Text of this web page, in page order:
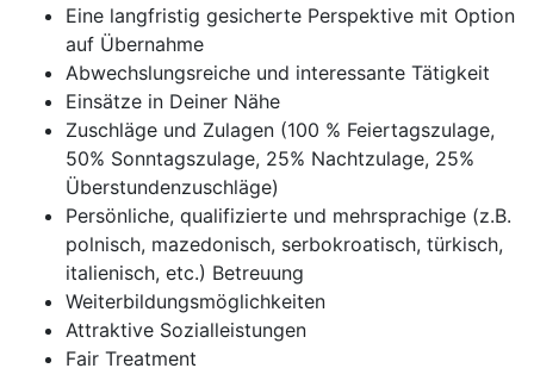
Eine langfristig gesicherte Perspektive mit Option
auf Übernahme
Abwechslungsreiche und interessante Tätigkeit
Einsätze in Deiner Nähe
Zuschläge und Zulagen (100 % Feiertagszulage,
50% Sonntagszulage, 25% Nachtzulage, 25%
Überstundenzuschläge)
Persönliche, qualifizierte und mehrsprachige (z.B.
polnisch, mazedonisch, serbokroatisch, türkisch,
italienisch, etc.) Betreuung
Weiterbildungsmöglichkeiten
Attraktive Sozialleistungen
Fair Treatment